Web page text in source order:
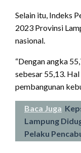
Selain itu, Indeks
2023 Provinsi
nasional.
“Dengan angka
sebesar 55,13.
pembangunan
Baca Juga
Lampung
Pelaku